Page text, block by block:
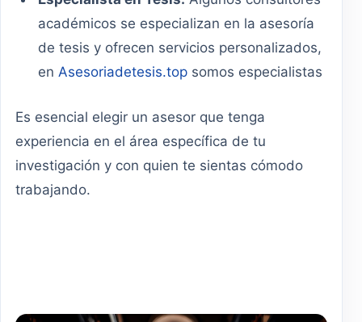
académicos se especializan en la asesoría
de tesis y ofrecen servicios personalizados,
enAsesoriadetesis.top somos especialistas
Es esencial elegir un asesor que tenga
experiencia en el área específica de tu
investigación y con quien te sientas cómodo
trabajando.